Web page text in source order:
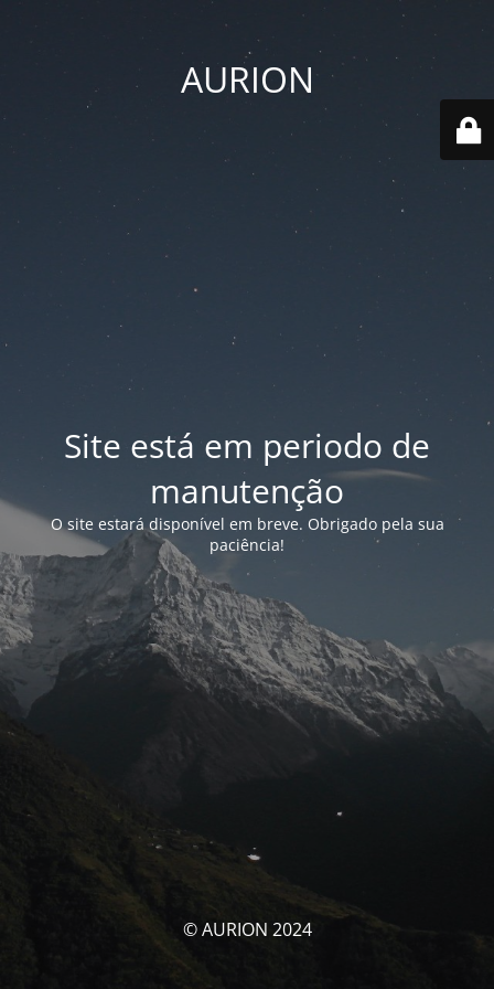
AURION
Site está em periodo de
manutenção
O site estará disponível em breve. Obrigado pela sua
paciência!
© AURION 2024